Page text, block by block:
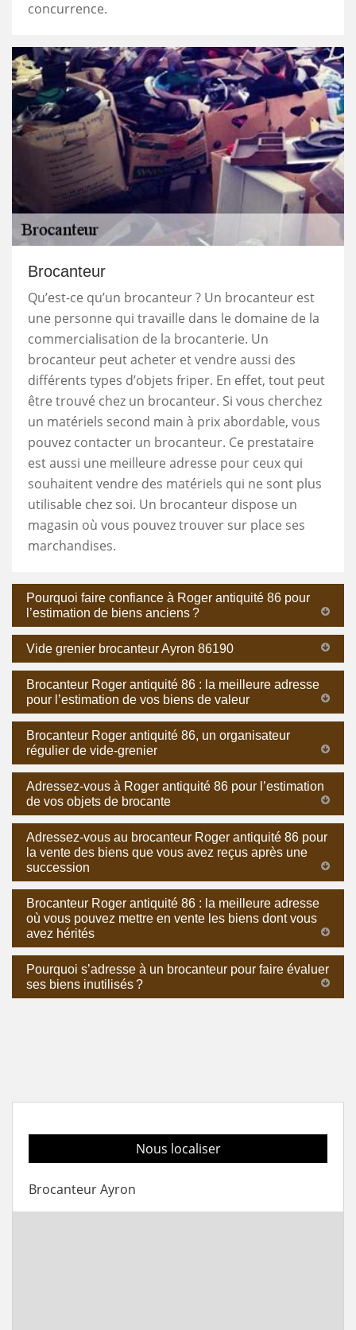
concurrence.
Brocanteur
Qu’est-ce qu’un brocanteur ? Un brocanteur est
une personne qui travaille dans le domaine de la
commercialisation de la brocanterie. Un
brocanteur peut acheter et vendre aussi des
différents types d’objets friper. En effet, tout peut
être trouvé chez un brocanteur. Si vous cherchez
un matériels second main à prix abordable, vous
pouvez contacter un brocanteur. Ce prestataire
est aussi une meilleure adresse pour ceux qui
souhaitent vendre des matériels qui ne sont plus
utilisable chez soi. Un brocanteur dispose un
magasin où vous pouvez trouver sur place ses
marchandises.
Pourquoi faire confiance à Roger antiquité 86 pour
l’estimation de biens anciens ?
Vide grenier brocanteur Ayron 86190
Brocanteur Roger antiquité 86 : la meilleure adresse
pour l’estimation de vos biens de valeur
Brocanteur Roger antiquité 86, un organisateur
régulier de vide-grenier
Adressez-vous à Roger antiquité 86 pour l’estimation
de vos objets de brocante
Adressez-vous au brocanteur Roger antiquité 86 pour
la vente des biens que vous avez reçus après une
succession
Brocanteur Roger antiquité 86 : la meilleure adresse
où vous pouvez mettre en vente les biens dont vous
avez hérités
Pourquoi s’adresse à un brocanteur pour faire évaluer
ses biens inutilisés ?
Nous localiser
Brocanteur Ayron